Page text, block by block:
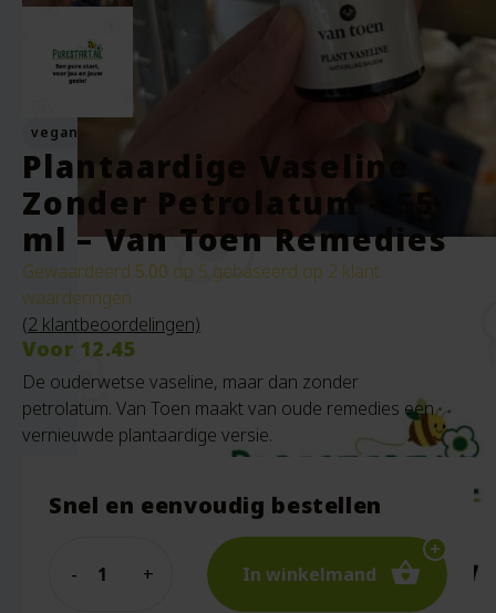
vegan
Plantaardige Vaseline
Zonder Petrolatum – 55
ml – Van Toen Remedies
Gewaardeerd 5.00 op 5 gebaseerd op 2 klant
waarderingen
(2 klantbeoordelingen)
Voor 12.45
De ouderwetse vaseline, maar dan zonder
petrolatum. Van Toen maakt van oude remedies een
vernieuwde plantaardige versie.
Snel en eenvoudig bestellen
In winkelmand